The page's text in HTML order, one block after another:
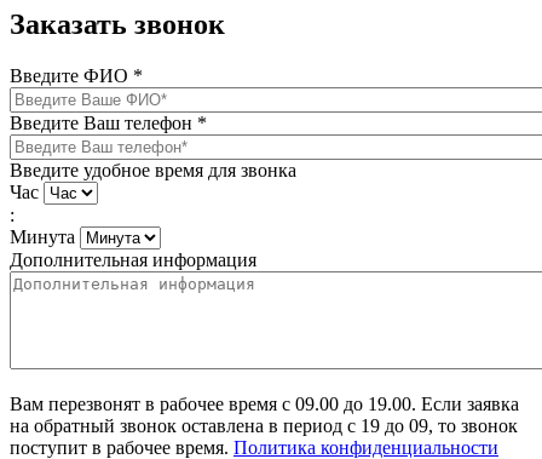
Заказать звонок
Введите ФИО *
Введите Ваш телефон *
Введите удобное время для звонка
Час
:
Минута
Дополнительная информация
Вам перезвонят в рабочее время с 09.00 до 19.00. Если заявка
на обратный звонок оставлена в период с 19 до 09, то звонок
поступит в рабочее время. Политика конфиденциальности